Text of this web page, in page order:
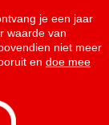
je een jaar
waarde van
niet meer
en doe mee